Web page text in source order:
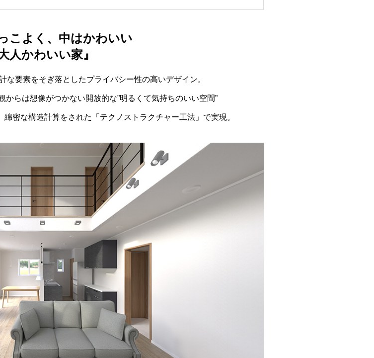
こよく、中はかわいい
大人かわいい家』
な要素をそぎ落としたプライバシー性の高いデザイン。
らは想像がつかない開放的な”明るくて気持ちのいい空間”
密な構造計算をされた「テクノストラクチャー工法」で実現。